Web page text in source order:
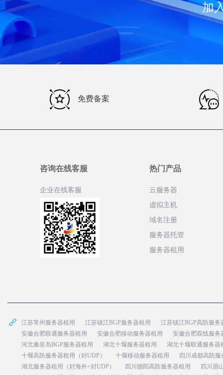
加
免费备案
咨询在线客服
企业在线客服
热门产品
云服务器
虚拟主机
域名注册
服务器托管
服务器租用
江苏常州服务器租用 江苏镇江BGP服务器租用
江苏镇江BGP高防服务
安徽合肥联通服务器租用
安徽合肥移动服务器租用
安徽合肥双线服务
河北秦皇岛BGP服务器租用
湖北十堰服务器租用
湖北十堰联通服务器
十堰高防服务器租用（封UDP）
十堰移动服务器租用
四川成都高防
湖北服务器租用（封海外+封UDP）
四川德阳高防服务器租用
四川眉